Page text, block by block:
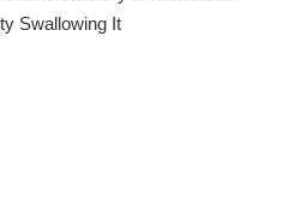
Swallowing It